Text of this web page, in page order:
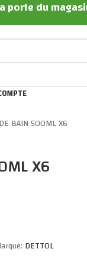
du
BAIN 500ML X6
X6
DETTOL